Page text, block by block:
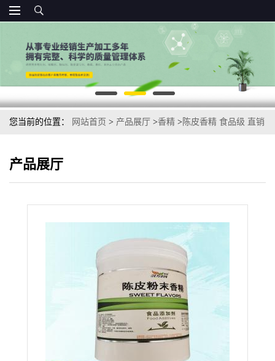
您当前的位置： 网站首页 > 产品展厅 >香精 > 陈皮香精 食品级 直销
产品展厅